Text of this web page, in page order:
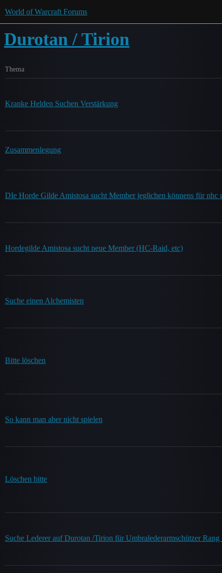
World of Warcraft Forums
Durotan / Tirion
Thema
Kranke Helden Suchen Verstärkung
Zusammenlegung
DIe Horde Gilde Amistosa sucht Member jeglichen könnens für nhc
Hordegilde Amistosa sucht neue Member (HC-Raid, etc)
Suche einen Alchemisten
Bitte löschen
So kann man aber nicht spielen
Löschen bitte
Suche Lederer auf Durotan /Tirion für Umbralederarmschützer